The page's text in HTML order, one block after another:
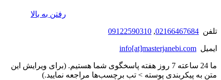
رفتن به بالا
تلفن 02166467684
,
09122590310
ایمیل info[at]masterjanebi.com
ما 24 ساعته 7 روز هفته پاسخگوی شما هستیم. (برای ویرایش این
متن به پیکربندی پوسته > تب برچسب‌ها مراجعه نمایید.)